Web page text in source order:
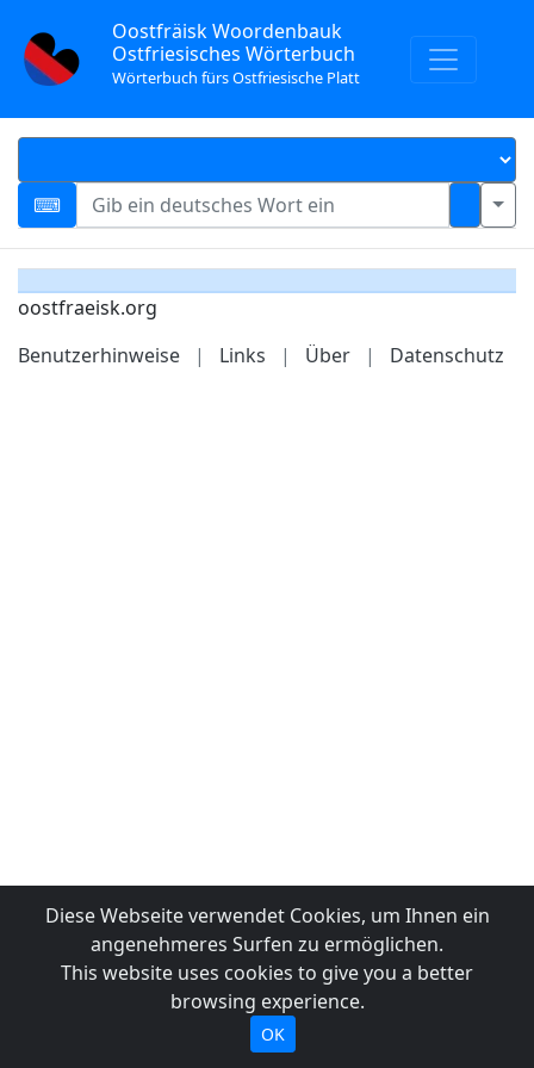
Oostfräisk Woordenbauk
Ostfriesisches Wörterbuch
Wörterbuch fürs Ostfriesische Platt
oostfraeisk.org
Benutzerhinweise
| Links | Über | Datenschutz
Diese Webseite verwendet Cookies, um Ihnen ein
angenehmeres Surfen zu ermöglichen.
This website uses cookies to give you a better
browsing experience.
OK